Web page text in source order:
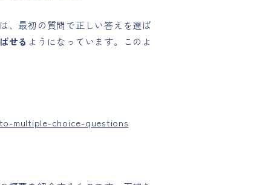
、最初の質問で正しい答えを選ば
せる ようになっています。このよ
multiple-choice-questions